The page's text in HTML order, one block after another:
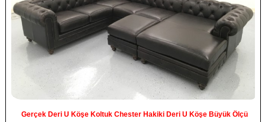
Gerçek Deri U Köşe Koltuk Chester Hakiki Deri U Köşe Büyük Ölçü